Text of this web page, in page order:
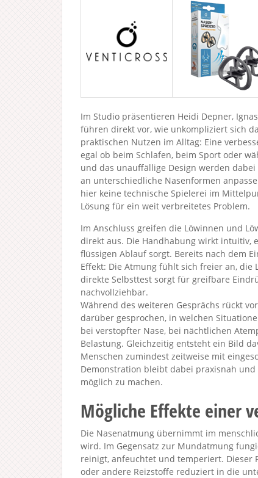
Im Studio präsentieren Heidi Depner,
führen direkt vor, wie unkompliziert sich
praktischen Nutzen im Alltag: Eine
egal ob beim Schlafen, beim Sport oder
und das unauffällige Design werden
an unterschiedliche Nasenformen
hier keine technische Spielerei im
Lösung für ein weit verbreitetes Problem.
Im Anschluss greifen die Löwinnen und
direkt aus. Die Handhabung wirkt intuitiv,
flüssigen Ablauf sorgt. Bereits nach dem
Effekt: Die Atmung fühlt sich freier an,
direkte Selbsttest sorgt für greifbare
nachvollziehbar.
Während des weiteren Gesprächs rückt
darüber gesprochen, in welchen
bei verstopfter Nase, bei nächtlichen
Belastung. Gleichzeitig entsteht ein Bild
Menschen zumindest zeitweise mit
Demonstration bleibt dabei praxisnah
möglich zu machen.
Mögliche Effekte einer
Die Nasenatmung übernimmt im
wird. Im Gegensatz zur Mundatmung
reinigt, anfeuchtet und temperiert. Dieser
oder andere Reizstoffe reduziert in die